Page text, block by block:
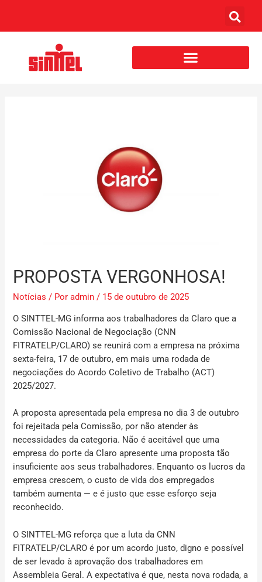
PROPOSTA VERGONHOSA!
Notícias / Poradmin / 15 de outubro de 2025
O SINTTEL-MG informa aos trabalhadores da Claro que a
Comissão Nacional de Negociação (CNN
FITRATELP/CLARO) se reunirá com a empresa na próxima
sexta-feira, 17 de outubro, em mais uma rodada de
negociações do Acordo Coletivo de Trabalho (ACT)
2025/2027.
A proposta apresentada pela empresa no dia 3 de outubro
foi rejeitada pela Comissão, por não atender às
necessidades da categoria. Não é aceitável que uma
empresa do porte da Claro apresente uma proposta tão
insuficiente aos seus trabalhadores. Enquanto os lucros da
empresa crescem, o custo de vida dos empregados
também aumenta — e é justo que esse esforço seja
reconhecido.
O SINTTEL-MG reforça que a luta da CNN
FITRATELP/CLARO é por um acordo justo, digno e possível
de ser levado à aprovação dos trabalhadores em
Assembleia Geral. A expectativa é que, nesta nova rodada, a